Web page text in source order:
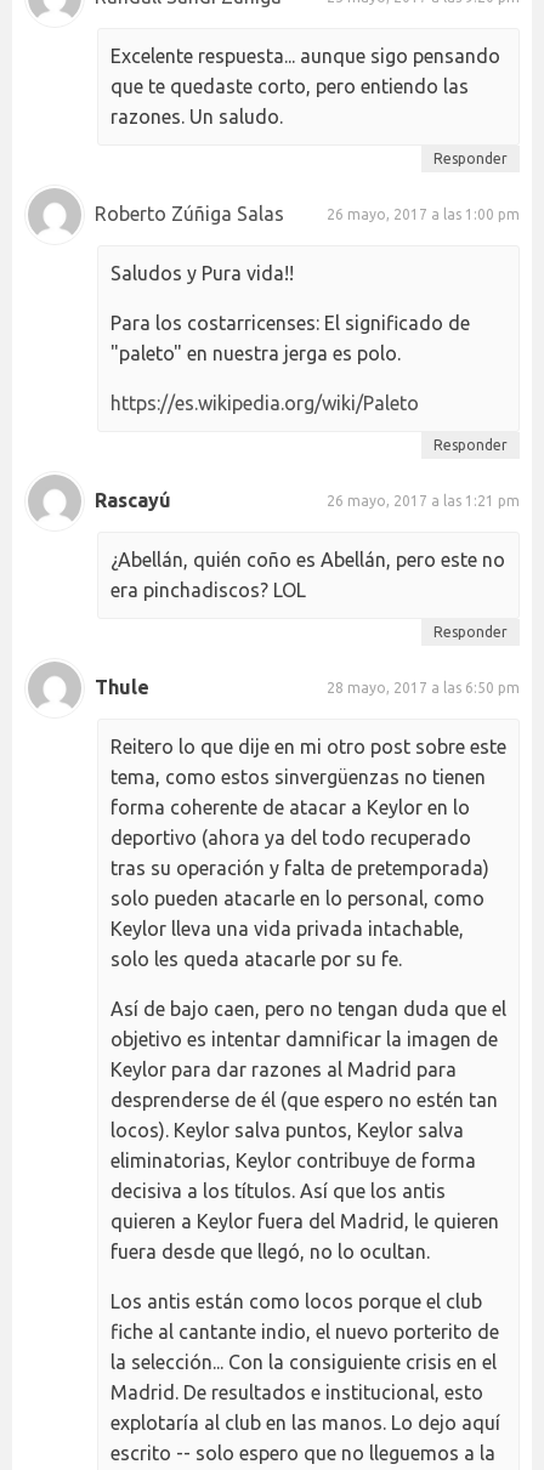
Excelente respuesta... aunque sigo pensando
que te quedaste corto, pero entiendo las
razones. Un saludo.
Responder
Roberto Zúñiga Salas 26 mayo, 2017 a las 1:00 pm
Saludos y Pura vida!!
Para los costarricenses: El significado de
"paleto" en nuestra jerga es polo.
https://es.wikipedia.org/wiki/Paleto
Responder
Rascayú 26 mayo, 2017 a las 1:21 pm
¿Abellán, quién coño es Abellán, pero este no
era pinchadiscos? LOL
Responder
Thule 28 mayo, 2017 a las 6:50 pm
Reitero lo que dije en mi otro post sobre este
tema, como estos sinvergüenzas no tienen
forma coherente de atacar a Keylor en lo
deportivo (ahora ya del todo recuperado
tras su operación y falta de pretemporada)
solo pueden atacarle en lo personal, como
Keylor lleva una vida privada intachable,
solo les queda atacarle por su fe.
Así de bajo caen, pero no tengan duda que el
objetivo es intentar damnificar la imagen de
Keylor para dar razones al Madrid para
desprenderse de él (que espero no estén tan
locos). Keylor salva puntos, Keylor salva
eliminatorias, Keylor contribuye de forma
decisiva a los títulos. Así que los antis
quieren a Keylor fuera del Madrid, le quieren
fuera desde que llegó, no lo ocultan.
Los antis están como locos porque el club
fiche al cantante indio, el nuevo porterito de
la selección... Con la consiguiente crisis en el
Madrid. De resultados e institucional, esto
explotaría al club en las manos. Lo dejo aquí
escrito -- solo espero que no lleguemos a la